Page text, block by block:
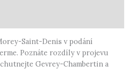
Saint-Denis v podání
Poznáte rozdíly v projevu
Gevrey-Chambertin a